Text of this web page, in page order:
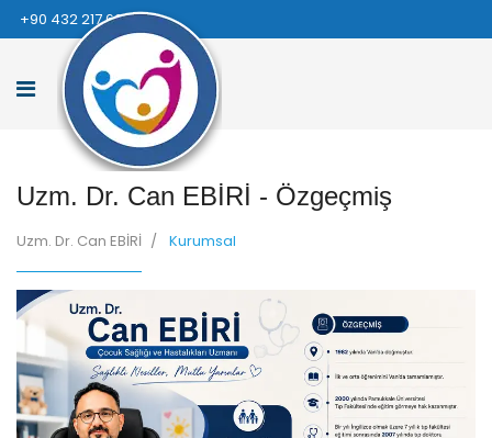
+90 432 217 66 66
Uzm. Dr. Can EBİRİ - Özgeçmiş
Uzm. Dr. Can EBİRİ Kurumsal